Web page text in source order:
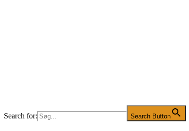
Search for: Search Button